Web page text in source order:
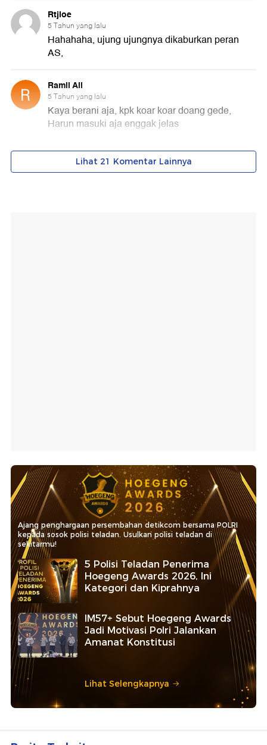
Ajang penghargaan persembahan detikcom bersama POLRI
kepada sosok polisi teladan. Usulkan polisi teladan di
sekitarmu!
5 Polisi Teladan Penerima
Hoegeng Awards 2026, Ini
Kategori dan Kiprahnya
IM57+ Sebut Hoegeng Awards
Jadi Motivasi Polri Jalankan
Amanat Konstitusi
Lihat Selengkapnya